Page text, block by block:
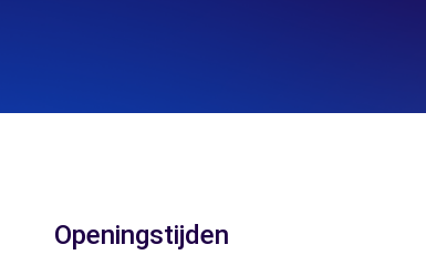
Openingstijden